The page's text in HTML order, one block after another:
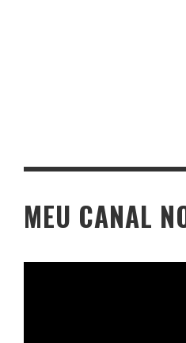
MEU CANAL